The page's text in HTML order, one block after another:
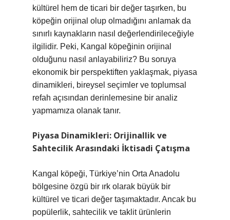
kültürel hem de ticari bir değer taşırken, bu
köpeğin orijinal olup olmadığını anlamak da
sınırlı kaynakların nasıl değerlendirileceğiyle
ilgilidir. Peki, Kangal köpeğinin orijinal
olduğunu nasıl anlayabiliriz? Bu soruya
ekonomik bir perspektiften yaklaşmak, piyasa
dinamikleri, bireysel seçimler ve toplumsal
refah açısından derinlemesine bir analiz
yapmamıza olanak tanır.
Piyasa Dinamikleri: Orijinallik ve
Sahtecilik Arasındaki İktisadi Çatışma
Kangal köpeği, Türkiye’nin Orta Anadolu
bölgesine özgü bir ırk olarak büyük bir
kültürel ve ticari değer taşımaktadır. Ancak bu
popülerlik, sahtecilik ve taklit ürünlerin